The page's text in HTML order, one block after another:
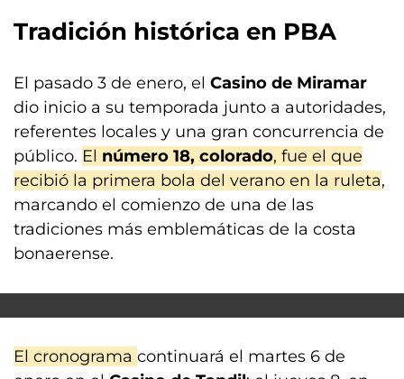
Tradición histórica en PBA
El pasado 3 de enero, el Casino de Miramar
dio inicio a su temporada junto a autoridades,
referentes locales y una gran concurrencia de
público. El número 18, colorado, fue el que
recibió la primera bola del verano en la ruleta,
marcando el comienzo de una de las
tradiciones más emblemáticas de la costa
bonaerense.
El cronograma continuará el martes 6 de